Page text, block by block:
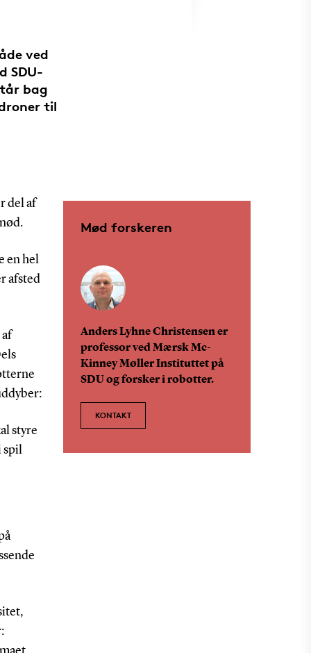
ved
SDU-
bag
til
del af
hel
afsted
styre
Mød forskeren
Anders Lyhne Christensen er
professor ved Mærsk Mc-
Kinney Møller Instituttet på
SDU og forsker i robotter.
KONTAKT